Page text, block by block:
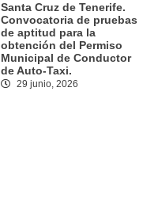
Santa Cruz de Tenerife.
Convocatoria de pruebas
de aptitud para la
obtención del Permiso
Municipal de Conductor
de Auto-Taxi.
29 junio, 2026